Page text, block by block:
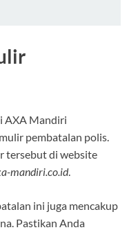
AXA Mandiri
pembatalan polis.
tersebut di website
mandiri.co.id.
ini juga mencakup
Pastikan Anda